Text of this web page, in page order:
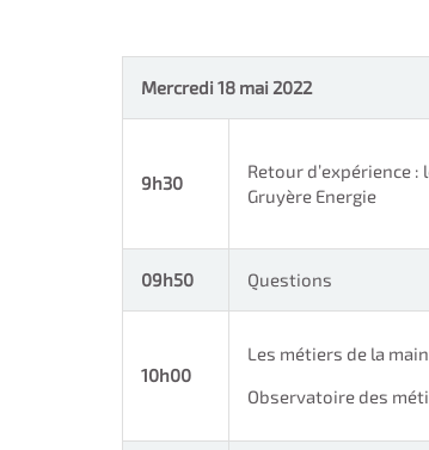
Mercredi 18 mai 2022
9h30
Retour d’expérience :
Gruyère Energie
09h50 Questions
10h00
Les métiers de la
Observatoire des